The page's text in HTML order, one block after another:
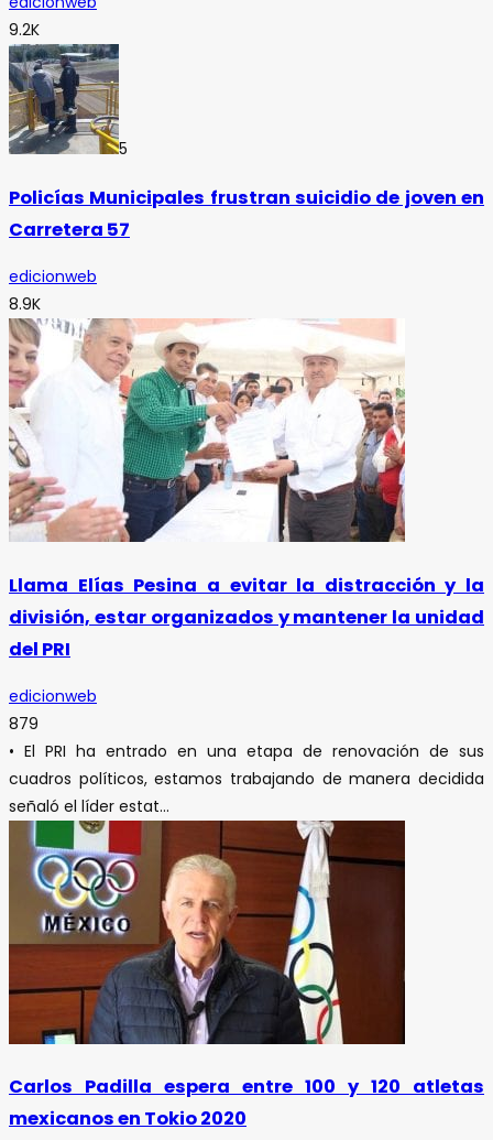
9.2K
5
Policías Municipales frustran suicidio de joven en
Carretera 57
edicionweb
8.9K
Llama Elías Pesina a evitar la distracción y la
división, estar organizados y mantener la unidad
del PRI
edicionweb
879
• El PRI ha entrado en una etapa de renovación de sus
cuadros políticos, estamos trabajando de manera decidida
señaló el líder estat...
Carlos Padilla espera entre 100 y 120 atletas
mexicanos en Tokio 2020